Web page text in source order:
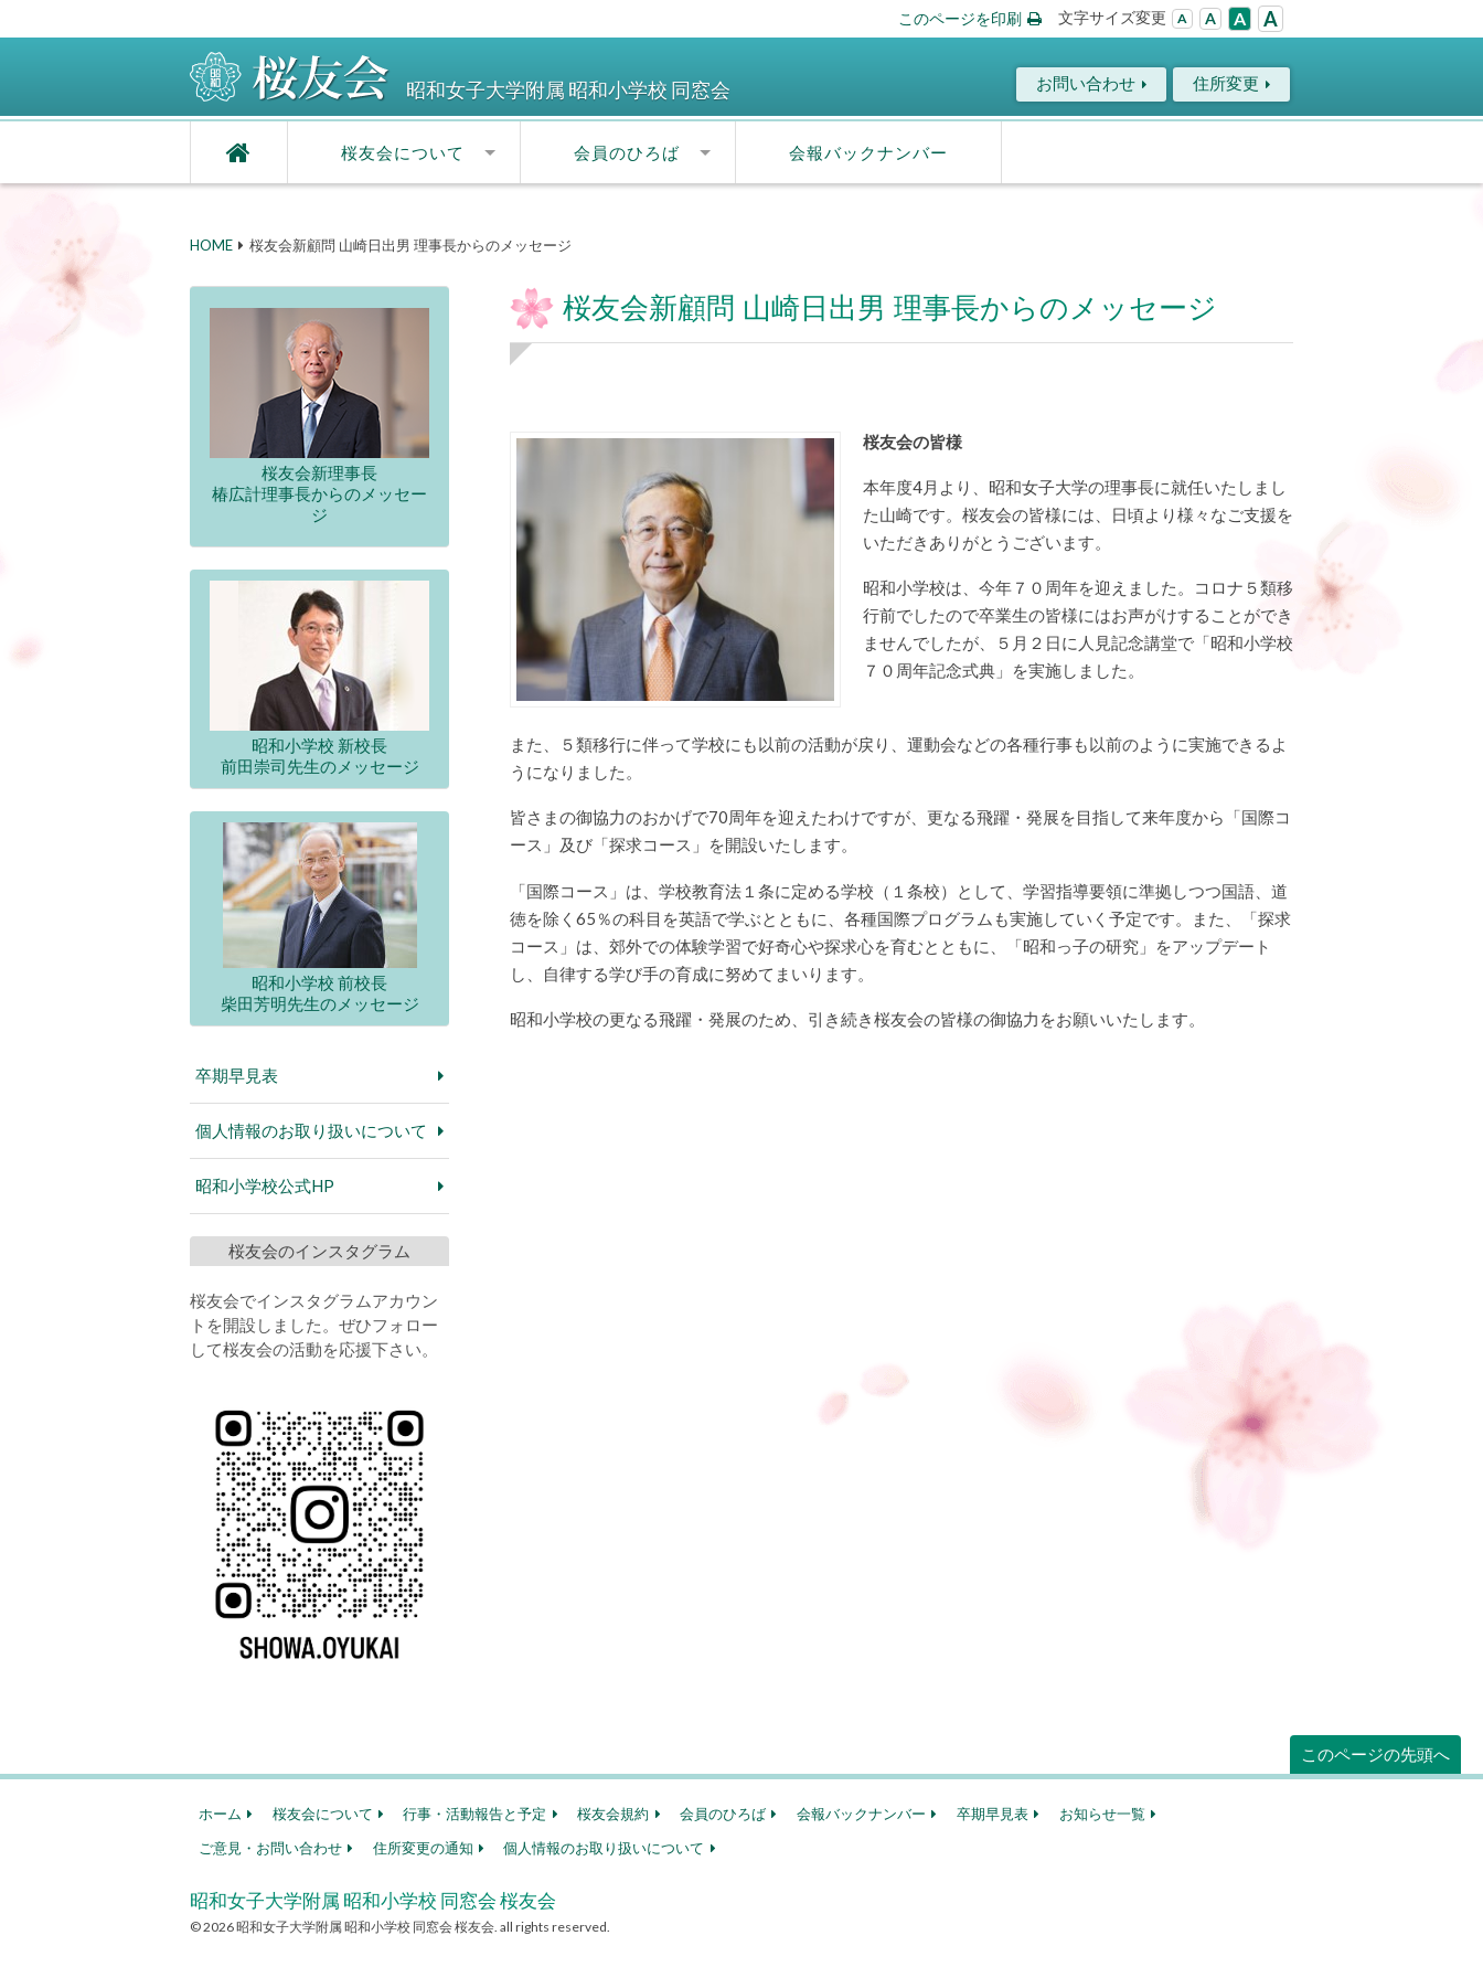
このページを印刷 文字サイズ変更 A A A A
昭和女子大学附属 昭和小学校 同窓会 お問い合わせ 住所変更
桜友会について 会員のひろば 会報バックナンバー
HOME 桜友会新顧問 山崎日出男 理事長からのメッセージ
桜友会新顧問 山崎日出男 理事長からのメッセージ
桜友会の皆様
本年度4月より、昭和女子大学の理事長に就任いたしまし
た山崎です。桜友会の皆様には、日頃より様々なご支援を
いただきありがとうございます。
昭和小学校は、今年７０周年を迎えました。コロナ５類移
行前でしたので卒業生の皆様にはお声がけすることができ
ませんでしたが、５月２日に人見記念講堂で「昭和小学校
７０周年記念式典」を実施しました。
また、５類移行に伴って学校にも以前の活動が戻り、運動会などの各種行事も以前のように実施できるよ
うになりました。
皆さまの御協力のおかげで70周年を迎えたわけですが、更なる飛躍・発展を目指して来年度から「国際コ
ース」及び「探求コース」を開設いたします。
「国際コース」は、学校教育法１条に定める学校（１条校）として、学習指導要領に準拠しつつ国語、道
徳を除く65％の科目を英語で学ぶとともに、各種国際プログラムも実施していく予定です。また、「探求
コース」は、郊外での体験学習で好奇心や探求心を育むとともに、「昭和っ子の研究」をアップデート
し、自律する学び手の育成に努めてまいります。
昭和小学校の更なる飛躍・発展のため、引き続き桜友会の皆様の御協力をお願いいたします。
桜友会新理事長
椿広計理事長からのメッセー
ジ
昭和小学校 新校長
前田崇司先生のメッセージ
昭和小学校 前校長
柴田芳明先生のメッセージ
卒期早見表
個人情報のお取り扱いについて
昭和小学校公式HP
桜友会のインスタグラム
桜友会でインスタグラムアカウン
トを開設しました。ぜひフォロー
して桜友会の活動を応援下さい。
このページの先頭へ
ホーム 桜友会について 行事・活動報告と予定 桜友会規約 会員のひろば 会報バックナンバー 卒期早見表
お知らせ一覧
ご意見・お問い合わせ
住所変更の通知 個人情報のお取り扱いについて
昭和女子大学附属 昭和小学校 同窓会 桜友会
© 2026 昭和女子大学附属 昭和小学校 同窓会 桜友会. all rights reserved.